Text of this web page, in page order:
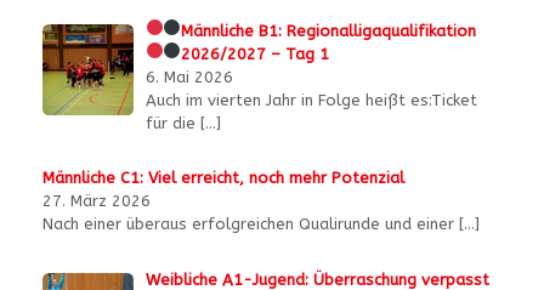
Männliche B1:Regionalligaqualifikation
2026/2027 – Tag 1
6. Mai 2026
Auch im vierten Jahr in Folge heißt es:Ticket
für die […]
Männliche C1: Viel erreicht, noch mehr Potenzial
27. März 2026
Nach einer überaus erfolgreichen Qualirunde und einer […]
Weibliche A1-Jugend: Überraschung verpasst